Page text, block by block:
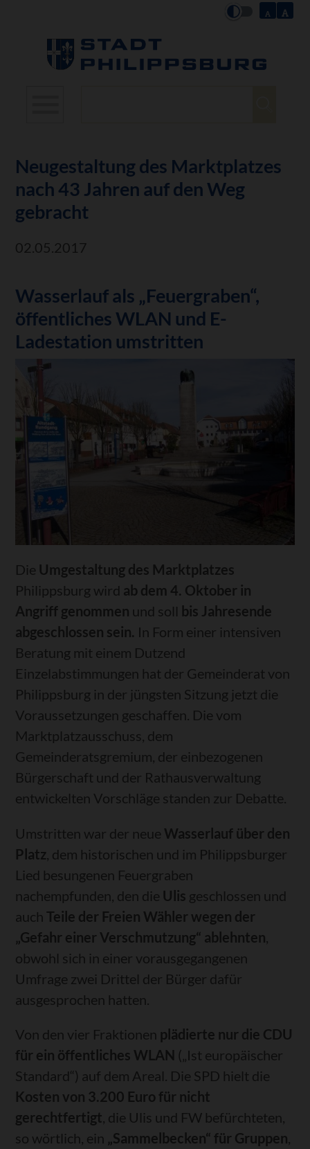
Neugestaltung des Marktplatzes
nach 43 Jahren auf den Weg
gebracht
02.05.2017
Wasserlauf als „Feuergraben“,
öffentliches WLAN und E-
Ladestation umstritten
Die Umgestaltung des Marktplatzes
Philippsburg wird ab dem 4. Oktober in
Angriff genommen und soll bis Jahresende
abgeschlossen sein. In Form einer intensiven
Beratung mit einem Dutzend
Einzelabstimmungen hat der Gemeinderat von
Philippsburg in der jüngsten Sitzung jetzt die
Voraussetzungen geschaffen. Die vom
Marktplatzausschuss, dem
Gemeinderatsgremium, der einbezogenen
Bürgerschaft und der Rathausverwaltung
entwickelten Vorschläge standen zur Debatte.
Umstritten war der neue Wasserlauf über den
Platz , dem historischen und im Philippsburger
Lied besungenen Feuergraben
nachempfunden, den die Ulis geschlossen und
auch Teile der Freien Wähler wegen der
„Gefahr einer Verschmutzung“ ablehnten
obwohl sich in einer vorausgegangenen
Umfrage zwei Drittel der Bürger dafür
ausgesprochen hatten.
Von den vier Fraktionen plädierte nur die CDU
für ein öffentliches WLAN („Ist europäischer
Standard“) auf dem Areal. Die SPD hielt die
Kosten von 3.200 Euro für nicht
gerechtfertigt , die Ulis und FW befürchteten,
so wörtlich, ein
„Sammelbecken“ für Gruppen